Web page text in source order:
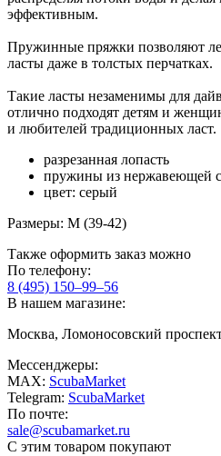
эффективным.
Пружинные пряжки позволяют
ласты даже в толстых перчатках.
Такие ласты незаменимы для
отлично подходят детям и
и любителей традиционных ласт.
разрезанная лопасть
пружины из нержавеющей
цвет: серый
Размеры: M (39-42)
Также оформить заказ можно
По телефону:
8 (495) 150–99–56
В нашем магазине:
Москва, Ломоносовский
Мессенджеры:
MAX: ScubaMarket
Telegram: ScubaMarket
По почте:
sale@scubamarket.ru
С этим товаром покупают